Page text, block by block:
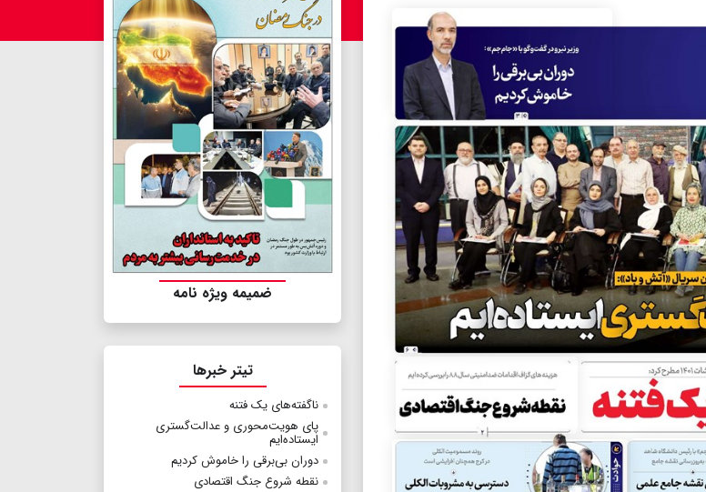
ضمیمه ویژه نامه
تیتر خبرها
ناگفته‌‌های یک فتنه
پای هویت‌محوری و عدالت‌گستری
ایستاده‌ایم
دوران بی‌برقی را خاموش کردیم
نقطه شروع جنگ اقتصادی